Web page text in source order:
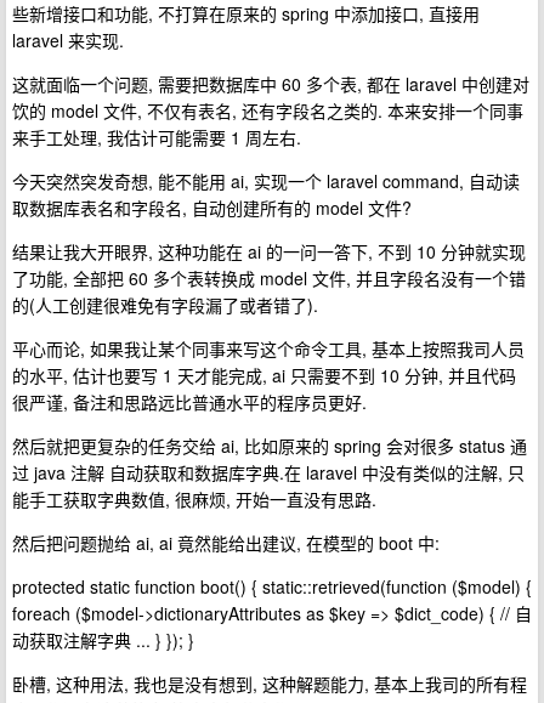
些新增接口和功能, 不打算在原来的 spring 中添加接口, 直接用
laravel 来实现.
这就面临一个问题, 需要把数据库中 60 多个表, 都在 laravel 中创建对
饮的 model 文件, 不仅有表名, 还有字段名之类的. 本来安排一个同事
来手工处理, 我估计可能需要 1 周左右.
今天突然突发奇想, 能不能用 ai, 实现一个 laravel command, 自动读
取数据库表名和字段名, 自动创建所有的 model 文件?
结果让我大开眼界, 这种功能在 ai 的一问一答下, 不到 10 分钟就实现
了功能, 全部把 60 多个表转换成 model 文件, 并且字段名没有一个错
的(人工创建很难免有字段漏了或者错了).
平心而论, 如果我让某个同事来写这个命令工具, 基本上按照我司人员
的水平, 估计也要写 1 天才能完成, ai 只需要不到 10 分钟, 并且代码
很严谨, 备注和思路远比普通水平的程序员更好.
然后就把更复杂的任务交给 ai, 比如原来的 spring 会对很多 status 通
过 java 注解 自动获取和数据库字典.在 laravel 中没有类似的注解, 只
能手工获取字典数值, 很麻烦, 开始一直没有思路.
然后把问题抛给 ai, ai 竟然能给出建议, 在模型的 boot 中:
protected static function boot() { static::retrieved(function ($model) {
foreach ($model->dictionaryAttributes as $key => $dict_code) { // 自
动获取注解字典 ... } }); }
卧槽, 这种用法, 我也是没有想到, 这种解题能力, 基本上我司的所有程